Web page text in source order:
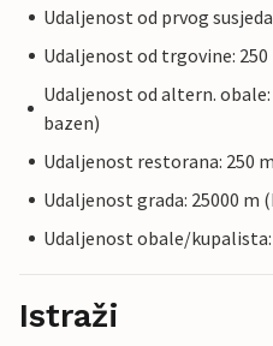
Udaljenost od prvog
Udaljenost od trgovine: 250
Udaljenost od altern.
bazen)
Udaljenost restorana: 250 m
Udaljenost grada: 25000 m
Udaljenost obale/
Istraži